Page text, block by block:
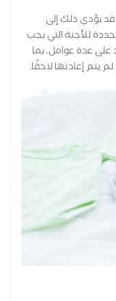
قد يؤدي ذلك إلى
للأجنة التي يجب
على عدة عوامل، بما
يتم إعادتها لاحقًا.